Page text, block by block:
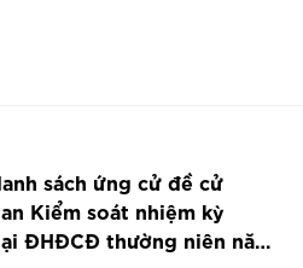
sách ứng cử đề cử
Kiểm soát nhiệm kỳ
ĐHĐCĐ thường niên năm